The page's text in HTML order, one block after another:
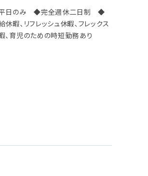
日のみ ◆完全週休二日制 ◆
休暇、リフレッシュ休暇、フレックス
、育児のための時短勤務あり